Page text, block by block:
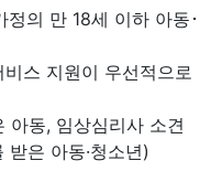
의 만 18세 이하 아동･
스 지원이 우선적으로
아동, 임상심리사 소견
은 아동·청소년)